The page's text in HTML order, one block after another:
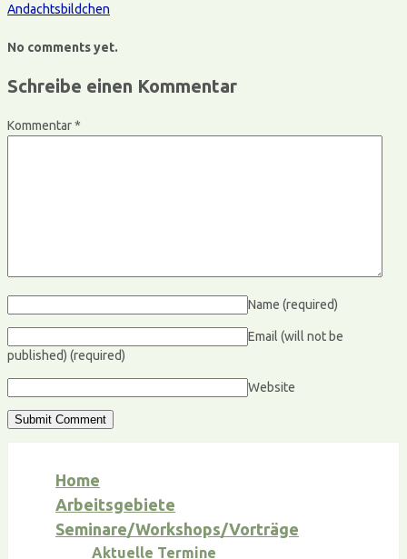
Andachtsbildchen
No comments yet.
Schreibe einen Kommentar
Kommentar*
Name (required)
Email (will not be
published) (required)
Website
Home
Arbeitsgebiete
Seminare/Workshops/Vorträge
Aktuelle Termine